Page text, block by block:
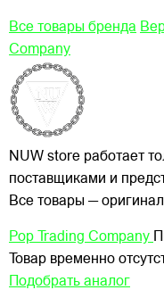
Все товары бренда
Company
NUW store работает
поставщиками и
Все товары —
Pop Trading Company
Товар временно
Подобрать аналог